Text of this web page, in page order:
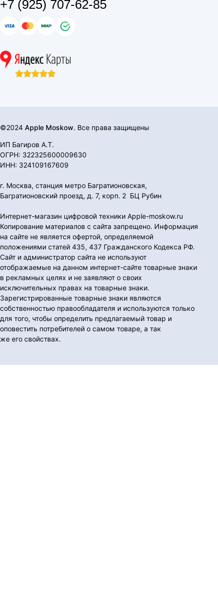
+7 (925) 707-62-85
©2024 Apple Moskow. Все права защищены
ИП Багиров А.Т.
ОГРН: 322325600009630
ИНН: 324109167609
г. Москва, станция метро Багратионовская,
Багратионовский проезд, д. 7, корп. 2 БЦ Рубин
Интернет-магазин цифровой техники Apple-moskow.ru
Копирование материалов с сайта запрещено. Информация
на сайте не является офертой, определяемой
положениями статей 435, 437 Гражданского Кодекса РФ.
Сайт и администратор сайта не используют
отображаемые на данном интернет-сайте товарные знаки
в рекламных целях и не заявляют о своих
исключительных правах на товарные знаки.
Зарегистрированные товарные знаки являются
собственностью правообладателя и используются только
для того, чтобы определить предлагаемый товар и
оповестить потребителей о самом товаре, а так
же его свойствах.